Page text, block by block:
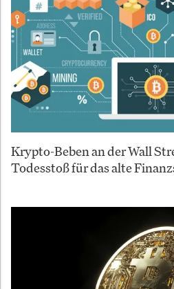
Krypto-Beben an der Wall
Todesstoß für das alte